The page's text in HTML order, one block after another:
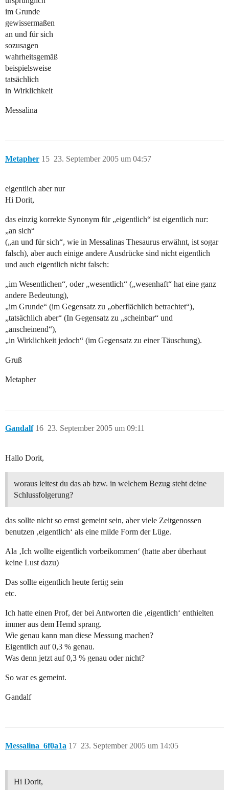
im Grunde
gewissermaßen
an und für sich
sozusagen
wahrheitsgemäß
beispielsweise
tatsächlich
in Wirklichkeit
Messalina
Metapher 23. September 2005 um 04:57
15
eigentlich aber nur
Hi Dorit,
das einzig korrekte Synonym für „eigentlich“ ist eigentlich nur:
„an sich“
(„an und für sich“, wie in Messalinas Thesaurus erwähnt, ist sogar
falsch), aber auch einige andere Ausdrücke sind nicht eigentlich
und auch eigentlich nicht falsch:
„im Wesentlichen“, oder „wesentlich“ („wesenhaft“ hat eine ganz
andere Bedeutung),
„im Grunde“ (im Gegensatz zu „oberflächlich betrachtet“),
„tatsächlich aber“ (In Gegensatz zu „scheinbar“ und
„anscheinend“),
„in Wirklichkeit jedoch“ (im Gegensatz zu einer Täuschung).
Gruß
Metapher
Gandalf 23. September 2005 um 09:11
16
Hallo Dorit,
woraus leitest du das ab bzw. in welchem Bezug steht deine
Schlussfolgerung?
das sollte nicht so ernst gemeint sein, aber viele Zeitgenossen
benutzen ‚eigentlich‘ als eine milde Form der Lüge.
Ala ‚Ich wollte eigentlich vorbeikommen‘ (hatte aber überhaut
keine Lust dazu)
Das sollte eigentlich heute fertig sein
etc.
Ich hatte einen Prof, der bei Antworten die ‚eigentlich‘ enthielten
immer aus dem Hemd sprang.
Wie genau kann man diese Messung machen?
Eigentlich auf 0,3 % genau.
Was denn jetzt auf 0,3 % genau oder nicht?
So war es gemeint.
Gandalf
Messalina_6f0a1a 23. September 2005 um 14:05
17
Hi Dorit,